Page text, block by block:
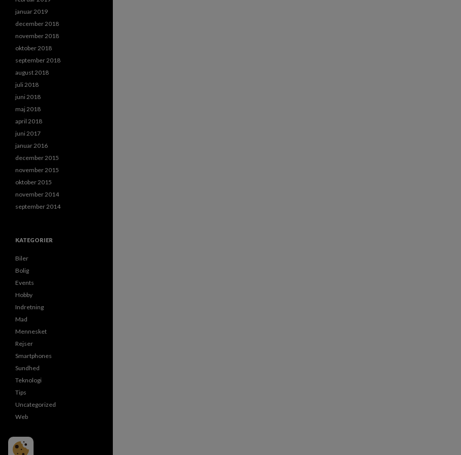
januar 2019
december 2018
november 2018
oktober 2018
september 2018
august 2018
juli 2018
juni 2018
maj 2018
april 2018
juni 2017
januar 2016
december 2015
november 2015
oktober 2015
november 2014
september 2014
KATEGORIER
Biler
Bolig
Events
Hobby
Indretning
Mad
Mennesket
Rejser
Smartphones
Sundhed
Teknologi
Tips
Uncategorized
Web